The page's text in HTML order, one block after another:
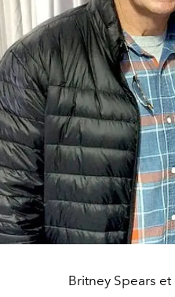
Britney Spears